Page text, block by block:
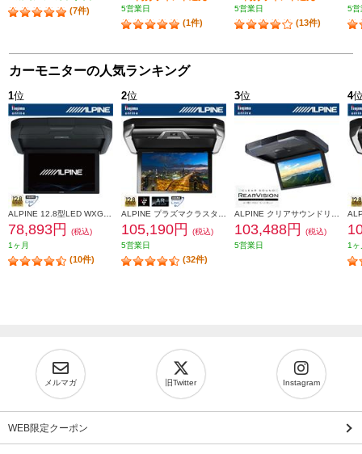
(7件) 5営業日
(1件)
5営業日
(13件)
5営
カーモニターの人気ランキング
1位
78,893円
(税込)
1ヶ月
(10件)
2位
105,190円
(税込)
5営業日
(32件)
3位
103,488円
(税込)
5営業日
4
1ヶ
メルマガ 旧Twitter Instagram
WEB限定クーポン